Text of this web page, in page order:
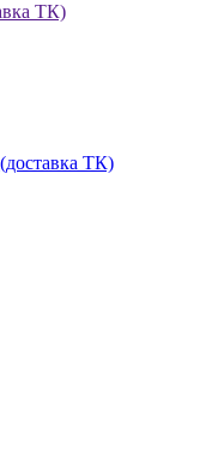
ТК)
ТК)